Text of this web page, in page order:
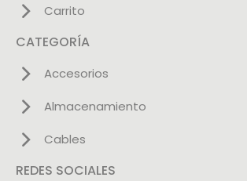
Carrito
CATEGORÍA
Accesorios
Almacenamiento
Cables
REDES SOCIALES